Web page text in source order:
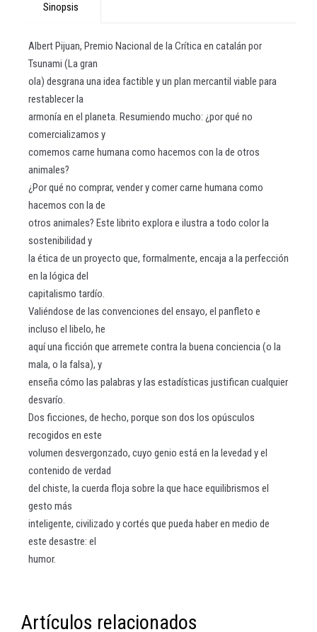
Sinopsis
Albert Pijuan, Premio Nacional de la Crítica en catalán por
Tsunami (La gran
ola) desgrana una idea factible y un plan mercantil viable para
restablecer la
armonía en el planeta. Resumiendo mucho: ¿por qué no
comercializamos y
comemos carne humana como hacemos con la de otros
animales?
¿Por qué no comprar, vender y comer carne humana como
hacemos con la de
otros animales? Este librito explora e ilustra a todo color la
sostenibilidad y
la ética de un proyecto que, formalmente, encaja a la perfección
en la lógica del
capitalismo tardío.
Valiéndose de las convenciones del ensayo, el panfleto e
incluso el libelo, he
aquí una ficción que arremete contra la buena conciencia (o la
mala, o la falsa), y
enseña cómo las palabras y las estadísticas justifican cualquier
desvarío.
Dos ficciones, de hecho, porque son dos los opúsculos
recogidos en este
volumen desvergonzado, cuyo genio está en la levedad y el
contenido de verdad
del chiste, la cuerda floja sobre la que hace equilibrismos el
gesto más
inteligente, civilizado y cortés que pueda haber en medio de
este desastre: el
humor.
Artículos relacionados